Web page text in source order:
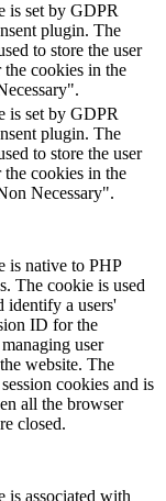
is set by GDPR
plugin. The
to store the user
the cookies in the
is set by GDPR
plugin. The
to store the user
the cookies in the
Necessary".
is native to PHP
The cookie is used
identify a users'
ID for the
user
website. The
cookies and is
all the browser
closed.
is associated with